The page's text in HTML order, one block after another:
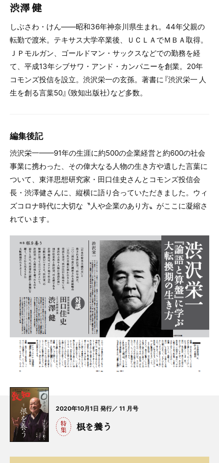
渋澤 健
しぶさわ・けん——昭和36年神奈川県生まれ。44年父親の
転勤で渡米。テキサス大学卒業後、ＵＣＬＡでＭＢＡ取得。
ＪＰモルガン、ゴールドマン・サックスなどでの勤務を経
て、平成13年シブサワ・アンド・カンパニーを創業。20年
コモンズ投信を設立。渋沢栄一の玄孫。著書に『渋沢栄一 人
生を創る言葉50』（致知出版社）など多数。
編集後記
渋沢栄一——91年の生涯に約500の企業経営と約600の社会
事業に携わった、その偉大なる人物の生き方や遺した言葉に
ついて、東洋思想研究家・田口佳史さんとコモンズ投信会
長・渋澤健さんに、縦横に語り合っていただきました。ウィ
ズコロナ時代に大切な〝人や企業のあり方〟がここに凝縮さ
れています。
2020年10月1日 発行／ 11 月号
根を養う